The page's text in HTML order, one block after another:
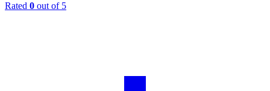
Rated 0 out of 5